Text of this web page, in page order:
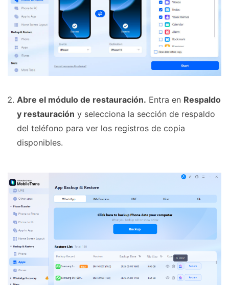
Abre el módulo de restauración. Entra en Respaldo
y restauración y selecciona la sección de respaldo
del teléfono para ver los registros de copia
disponibles.